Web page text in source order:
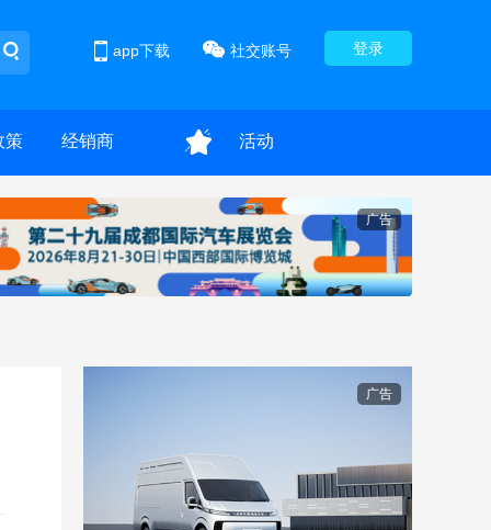
登录
社交账号
app下载
策 经销商 活动
广告
广告